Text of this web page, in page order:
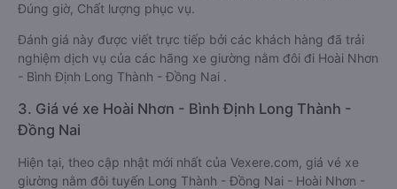
Đúng giờ, Chất lượng phục vụ.
Đánh giá này được viết trực tiếp bởi các khách hàng đã trải
nghiệm dịch vụ của các hãng xe giường nằm đôi đi Hoài Nhơn
- Bình Định Long Thành - Đồng Nai .
3. Giá vé xe Hoài Nhơn - Bình Định Long Thành -
Đồng Nai
Hiện tại, theo cập nhật mới nhất của Vexere.com, giá vé xe
giường nằm đôi tuyến Long Thành - Đồng Nai - Hoài Nhơn -